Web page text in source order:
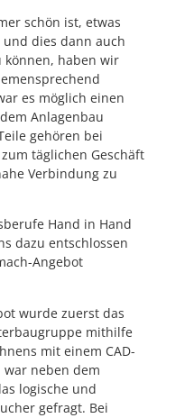
schön ist, etwas
dies dann auch
können, haben wir
es möglich einen
Anlagenbau
gehören bei
täglichen Geschäft
Verbindung zu
Hand in Hand
dazu entschlossen
Angebot
wurde zuerst das
mithilfe
mit einem CAD-
war neben dem
logische und
gefragt. Bei